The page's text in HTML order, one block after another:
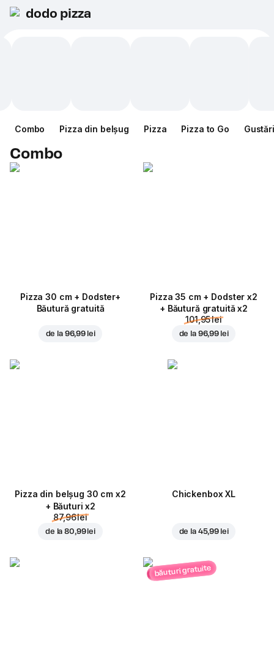
dodo pizza
Combo Pizza din belșug Pizza Pizza to Go Gustări
Combo
Pizza 30 cm + Dodster+
Băutură gratuită
de la 96,99 lei
Pizza 35 cm + Dodster x2
+ Băutură gratuită x2
101,95 lei
de la 96,99 lei
Pizza din belșug 30 cm x2
+ Băuturi x2
87,96 lei
de la80,99 lei
Chickenbox XL
de la 45,99 lei
băuturi gratuite